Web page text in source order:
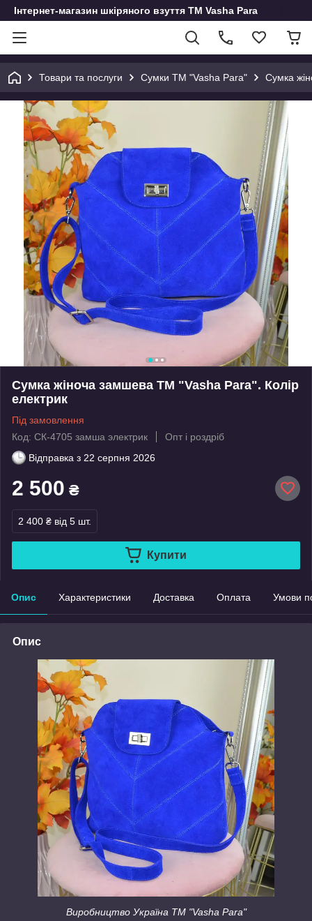
Інтернет-магазин шкіряного взуття ТМ Vasha Para
Товари та послуги Сумки ТМ "Vasha Para" Сумка
Сумка жіноча замшева ТМ "Vasha Para". Колір
електрик
Під замовлення
Код: СК-4705 замша электрик
Опт і роздріб
Відправка з 22 серпня 2026
2 500 ₴
2 400 ₴ від 5 шт.
Купити
Опис Характеристики Доставка Оплата Умови
Опис
Виробництво Україна ТМ "Vasha Para"